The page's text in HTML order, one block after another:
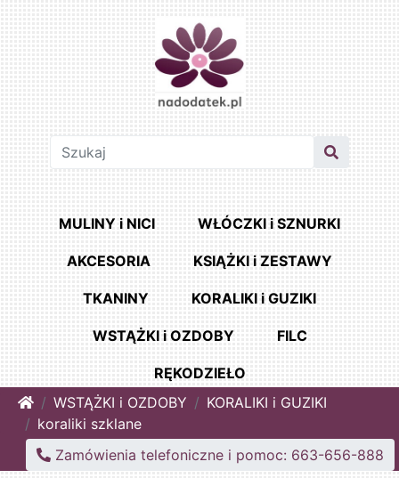
MULINY i NICI WŁÓCZKI i SZNURKI
AKCESORIA KSIĄŻKI i ZESTAWY
TKANINY KORALIKI i GUZIKI
WSTĄŻKI i OZDOBY FILC
RĘKODZIEŁO
HomeWSTĄŻKI i OZDOBY
KORALIKI i GUZIKI
koraliki szklane
Zamówienia telefoniczne i pomoc: 663-656-888